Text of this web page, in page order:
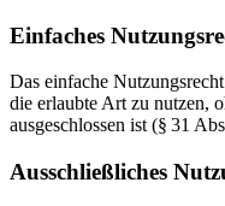
Einfaches
Das einfache
die erlaubte Art zu nutzen,
ausgeschlossen ist (§ 31
Ausschließliches